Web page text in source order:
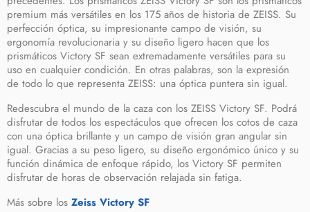
premium más versátiles en los 175 años de historia de ZEISS. Su
perfección óptica, su impresionante campo de visión, su
ergonomía revolucionaria y su diseño ligero hacen que los
prismáticos Victory SF sean extremadamente versátiles para su
uso en cualquier condición. En otras palabras, son la expresión
de todo lo que representa ZEISS: una óptica puntera sin igual.
Redescubra el mundo de la caza con los ZEISS Victory SF. Podrá
disfrutar de todos los espectáculos que ofrecen los cotos de caza
con una óptica brillante y un campo de visión gran angular sin
igual. Gracias a su peso ligero, su diseño ergonómico único y su
función dinámica de enfoque rápido, los Victory SF permiten
disfrutar de horas de observación relajada sin fatiga.
Más sobre los Zeiss Victory SF